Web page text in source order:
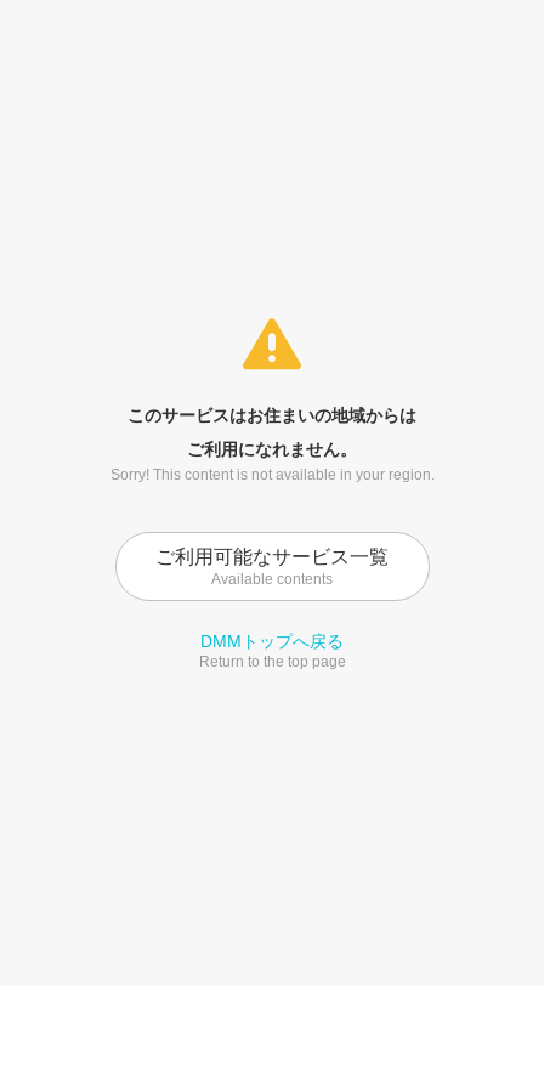
このサービスはお住まいの地域からは
ご利用になれません。
Sorry! This content is not available in your region.
ご利用可能なサービス一覧
Available contents
DMMトップへ戻る
Return to the top page